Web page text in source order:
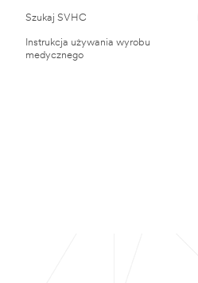
Szukaj SVHC
Instrukcja używania wyrobu
medycznego